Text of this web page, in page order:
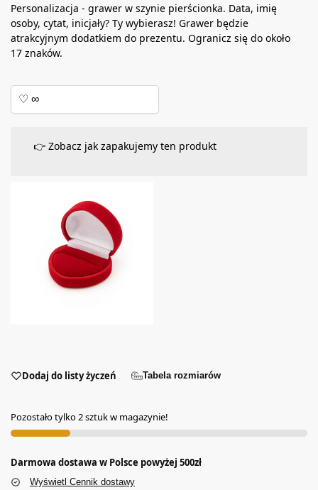
Personalizacja - grawer w szynie pierścionka. Data, imię
osoby, cytat, inicjały? Ty wybierasz! Grawer będzie
atrakcyjnym dodatkiem do prezentu. Ogranicz się do około
17 znaków.
👉 Zobacz jak zapakujemy ten produkt
Dodaj do listy życzeń Tabela rozmiarów
Pozostało tylko 2 sztuk w magazynie!
Darmowa dostawa w Polsce powyżej 500zł
Wyświetl Cennik dostawy